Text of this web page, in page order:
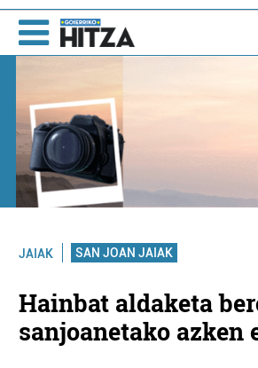
JAIAK SAN JOAN JAIAK
Hainbat aldaketa
sanjoanetako azken